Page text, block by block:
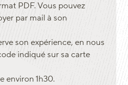
PDF. Vous pouvez
par mail à son
son expérience, en nous
indiqué sur sa carte
environ 1h30.